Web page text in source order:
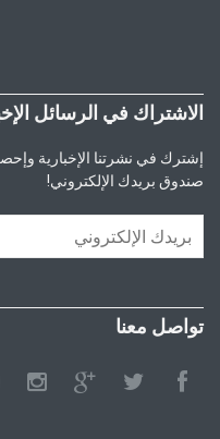
الاشتراك في الرسائل
إشترك في نشرتنا الإخبارية
صندوق بريدك الإلكتروني!
تواصل معنا